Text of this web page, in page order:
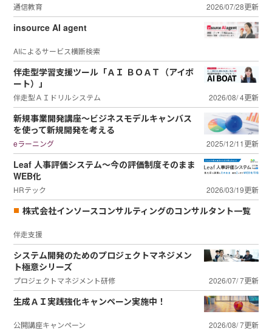
通信教育 2026/07/28更新
insource AI agent
AIによるサービス横断検索
伴走型学習支援ツール「ＡＩ ＢＯＡＴ（アイボ
ート）」
伴走型ＡＩドリルシステム 2026/08/ 4更新
新規事業開発講座～ビジネスモデルキャンバス
を使って新規開発を考える
eラーニング 2025/12/11更新
Leaf 人事評価システム～今の評価制度そのまま
WEB化
HRテック 2026/03/19更新
株式会社インソースコンサルティングのコンサルタント一覧
伴走支援
システム開発のためのプロジェクトマネジメン
ト極意シリーズ
プロジェクトマネジメント研修 2026/07/ 7更新
生成ＡＩ実践強化キャンペーン実施中！
公開講座キャンペーン 2026/08/ 7更新